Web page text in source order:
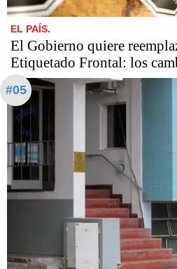
EL PAÍS.
El Gobierno quiere
Etiquetado Frontal: los
#05